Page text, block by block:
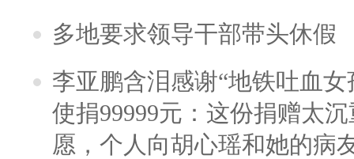
多地要求领导干部带头休假
李亚鹏含泪感谢“地铁吐血
使捐99999元：这份捐赠太
愿，个人向胡心瑶和她的病